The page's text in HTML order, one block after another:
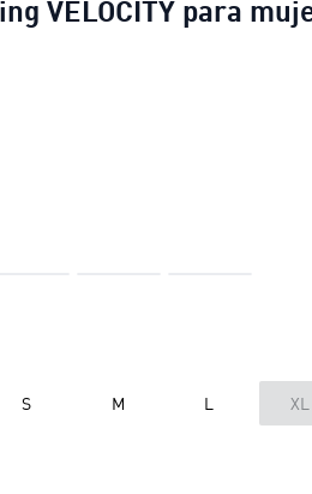
VELOCITY para
S M L XL